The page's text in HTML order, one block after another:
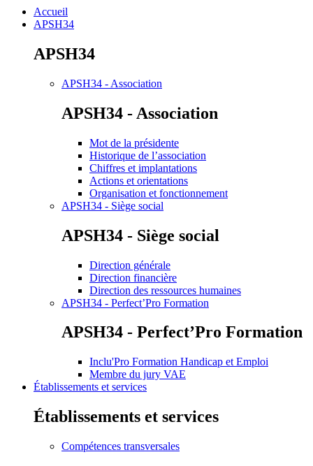
Accueil
APSH34
APSH34
APSH34 - Association
APSH34 - Association
Mot de la présidente
Historique de l’association
Chiffres et implantations
Actions et orientations
Organisation et fonctionnement
APSH34 - Siège social
APSH34 - Siège social
Direction générale
Direction financière
Direction des ressources humaines
APSH34 - Perfect’Pro Formation
APSH34 - Perfect’Pro Formation
Inclu'Pro Formation Handicap et Emploi
Membre du jury VAE
Établissements et services
Établissements et services
Compétences transversales